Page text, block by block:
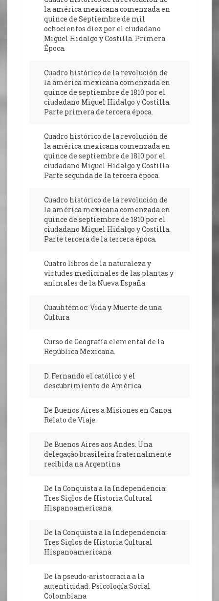
la américa mexicana comenzada en
quince de Septiembre de mil
ochocientos diez por el ciudadano
Miguel Hidalgo y Costilla. Primera
Época.
Cuadro histórico de la revolución de
la américa mexicana comenzada en
quince de septiembre de 1810 por el
ciudadano Miguel Hidalgo y Costilla.
Parte primera de tercera época.
Cuadro histórico de la revolución de
la américa mexicana comenzada en
quince de septiembre de 1810 por el
ciudadano Miguel Hidalgo y Costilla.
Parte segunda de la tercera época.
Cuadro histórico de la revolución de
la américa mexicana comenzada en
quince de septiembre de 1810 por el
ciudadano Miguel Hidalgo y Costilla.
Parte tercera de la tercera época.
Cuatro libros de la naturaleza y
virtudes medicinales de las plantas y
animales de la Nueva España
Cuauhtémoc: Vida y Muerte de una
Cultura
Curso de Geografía elemental de la
República Mexicana.
D. Fernando el católico y el
descubrimiento de América
De Buenos Aires a Misiones en Canoa:
Relato de Viaje.
De Buenos Aires aos Andes. Una
delegaçào brasileira fraternalmente
recibida na Argentina
De la Conquista a la Independencia:
Tres Siglos de Historia Cultural
Hispanoamericana
De la Conquista a la Independencia:
Tres Siglos de Historia Cultural
Hispanoamericana
De la pseudo-aristocracia a la
autenticidad: Psicología Social
Colombiana